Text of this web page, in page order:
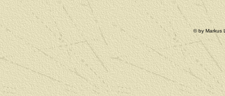
© by Markus